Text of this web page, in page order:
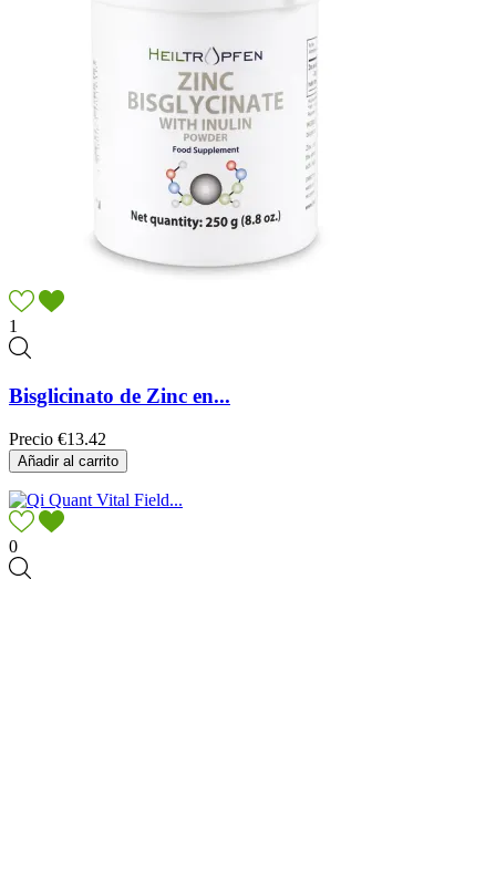
1
Bisglicinato de Zinc en...
Precio €13.42
Añadir al carrito
0